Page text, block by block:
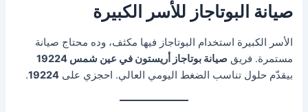
صيانة البوتاجاز للأسر الكبيرة
الأسر الكبيرة استخدام البوتاجاز فيها مكثف، وده محتاج صيانة
مستمرة. فريقصيانة بوتاجاز أريستون في عين شمس 19224
بيقدّم حلول تناسب الضغط اليومي العالي. احجزي على19224
.